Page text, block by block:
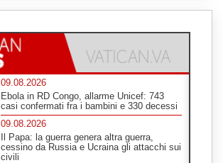
09.08.2026
Ebola in RD Congo, allarme Unicef: 743
casi confermati fra i bambini e 330 decessi
09.08.2026
Il Papa: la guerra genera altra guerra,
cessino da Russia e Ucraina gli attacchi sui
civili